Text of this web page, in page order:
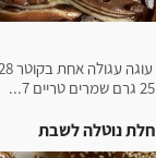
חלת נוטלה לשבת